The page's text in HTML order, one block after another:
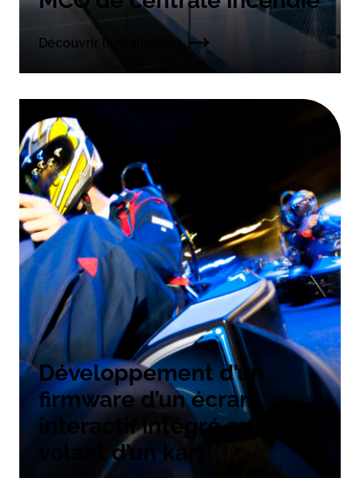
Découvrir la réalisation
Développement d’un
firmware d’un écran
interactif intégré au
volant d’un kart